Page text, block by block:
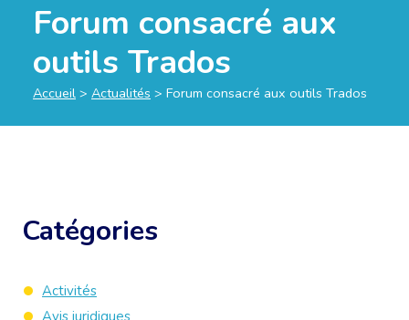
Forum consacré aux
outils Trados
Accueil > Actualités > Forum consacré aux outils Trados
Catégories
Activités
Avis juridiques